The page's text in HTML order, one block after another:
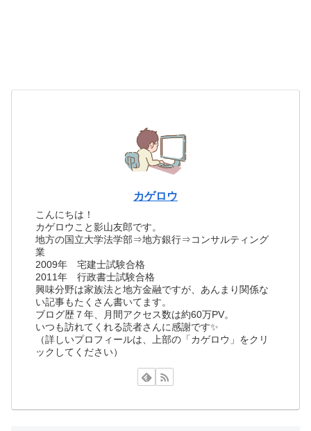
カゲロウ
こんにちは！
カゲロウこと影山友郎です。
地方の国立大学法学部⇒地方銀行⇒コンサルティング
業
2009年 宅建士試験合格
2011年 行政書士試験合格
興味分野は家族法と地方金融ですが、あんまり関係な
い記事もたくさん書いてます。
ブログ歴７年、月間アクセス数は約60万PV。
いつも訪れてくれる読者さんに感謝です✨
（詳しいプロフィールは、上部の「カゲロウ」をクリ
ックしてください）